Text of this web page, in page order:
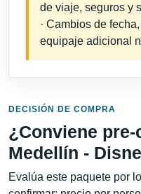
de viaje, seguros y
· Cambios de
equipaje adicional
DECISIÓN DE COMPRA
¿Conviene
Medellín -
Evalúa este paquete por